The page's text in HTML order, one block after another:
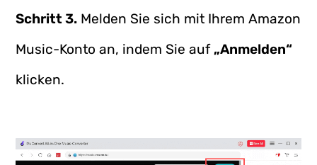
Schritt 3. Melden Sie sich mit Ihrem Amazon
Music-Konto an, indem Sie auf „Anmelden“
klicken.